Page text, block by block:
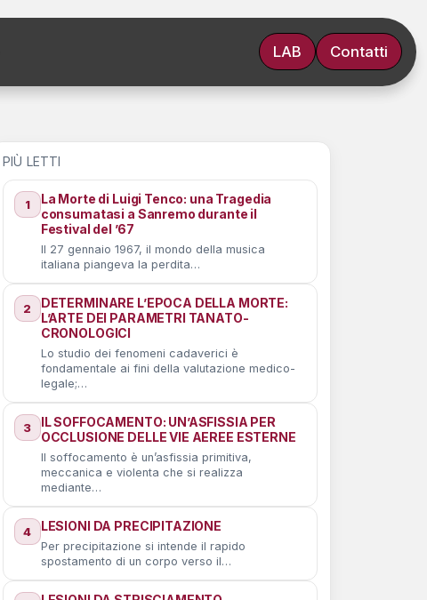
LAB Contatti
PIÙ LETTI
1
La Morte di Luigi Tenco: una Tragedia
consumatasi a Sanremo durante il
Festival del ’67
Il 27 gennaio 1967, il mondo della musica
italiana piangeva la perdita…
2
DETERMINARE L’EPOCA DELLA MORTE:
L’ARTE DEI PARAMETRI TANATO-
CRONOLOGICI
Lo studio dei fenomeni cadaverici è
fondamentale ai fini della valutazione medico-
legale;…
3
IL SOFFOCAMENTO: UN’ASFISSIA PER
OCCLUSIONE DELLE VIE AEREE ESTERNE
Il soffocamento è un’asfissia primitiva,
meccanica e violenta che si realizza
mediante…
4 LESIONI DA PRECIPITAZIONE
Per precipitazione si intende il rapido
spostamento di un corpo verso il…